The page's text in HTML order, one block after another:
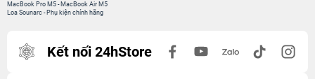
MacBook Pro M5 - MacBook Air M5
Loa Sounarc - Phụ kiện chính hãng
Kết nối 24hStore